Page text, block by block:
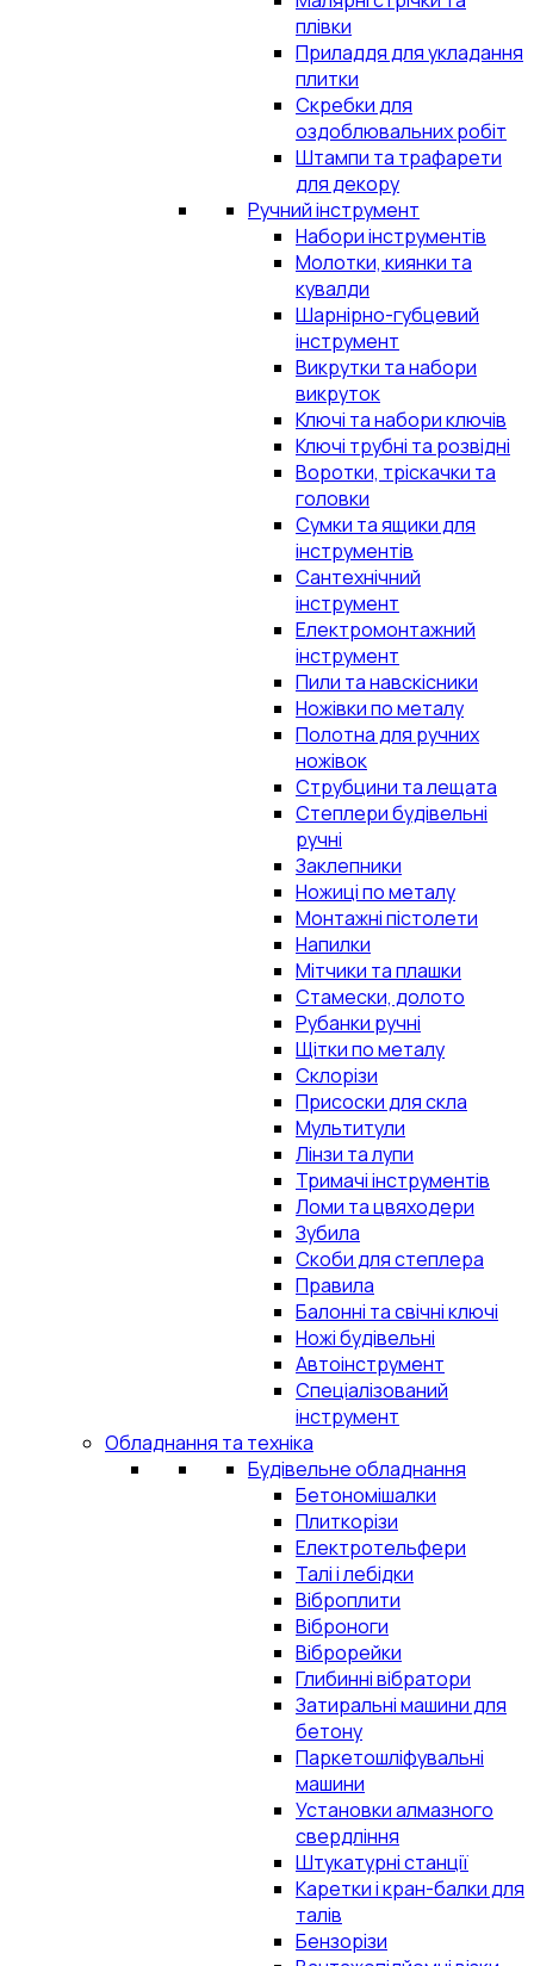
плівки
Приладдя для укладання
плитки
Скребки для
оздоблювальних робіт
Штампи та трафарети
для декору
Ручний інструмент
Набори інструментів
Молотки, киянки та
кувалди
Шарнірно-губцевий
інструмент
Викрутки та набори
викруток
Ключі та набори ключів
Ключі трубні та розвідні
Воротки, тріскачки та
головки
Сумки та ящики для
інструментів
Сантехнічний
інструмент
Електромонтажний
інструмент
Пили та навскісники
Ножівки по металу
Полотна для ручних
ножівок
Струбцини та лещата
Степлери будівельні
ручні
Заклепники
Ножиці по металу
Монтажні пістолети
Напилки
Мітчики та плашки
Стамески, долото
Рубанки ручні
Щітки по металу
Склорізи
Присоски для скла
Мультитули
Лінзи та лупи
Тримачі інструментів
Ломи та цвяходери
Зубила
Скоби для степлера
Правила
Балонні та свічні ключі
Ножі будівельні
Автоінструмент
Спеціалізований
інструмент
Обладнання та техніка
Будівельне обладнання
Бетономішалки
Плиткорізи
Електротельфери
Талі і лебідки
Віброплити
Віброноги
Віброрейки
Глибинні вібратори
Затиральні машини для
бетону
Паркетошліфувальні
машини
Установки алмазного
свердління
Штукатурні станції
Каретки і кран-балки для
талів
Бензорізи